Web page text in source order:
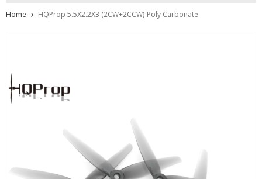
Home HQProp 5.5X2.2X3 (2CW+2CCW)-Poly Carbonate